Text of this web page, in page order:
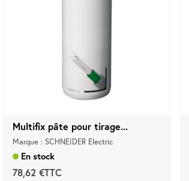
Multifix pâte pour tirage...
Marque : SCHNEIDER Electric
En stock
78,62 €TTC